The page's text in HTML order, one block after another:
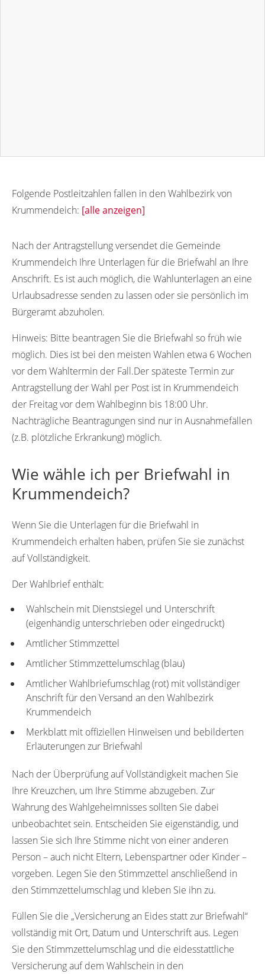
Folgende Postleitzahlen fallen in den Wahlbezirk von
Krummendeich: [alle anzeigen]
Nach der Antragstellung versendet die Gemeinde
Krummendeich Ihre Unterlagen für die Briefwahl an Ihre
Anschrift. Es ist auch möglich, die Wahlunterlagen an eine
Urlaubsadresse senden zu lassen oder sie persönlich im
Bürgeramt abzuholen.
Hinweis: Bitte beantragen Sie die Briefwahl so früh wie
möglich. Dies ist bei den meisten Wahlen etwa 6 Wochen
vor dem Wahltermin der Fall.Der späteste Termin zur
Antragstellung der Wahl per Post ist in Krummendeich
der Freitag vor dem Wahlbeginn bis 18:00 Uhr.
Nachträgliche Beantragungen sind nur in Ausnahmefällen
(z.B. plötzliche Erkrankung) möglich.
Wie wähle ich per Briefwahl in
Krummendeich?
Wenn Sie die Unterlagen für die Briefwahl in
Krummendeich erhalten haben, prüfen Sie sie zunächst
auf Vollständigkeit.
Der Wahlbrief enthält:
Wahlschein mit Dienstsiegel und Unterschrift
(eigenhändig unterschrieben oder eingedruckt)
Amtlicher Stimmzettel
Amtlicher Stimmzettelumschlag (blau)
Amtlicher Wahlbriefumschlag (rot) mit vollständiger
Anschrift für den Versand an den Wahlbezirk
Krummendeich
Merkblatt mit offiziellen Hinweisen und bebilderten
Erläuterungen zur Briefwahl
Nach der Überprüfung auf Vollständigkeit machen Sie
Ihre Kreuzchen, um Ihre Stimme abzugeben. Zur
Wahrung des Wahlgeheimnisses sollten Sie dabei
unbeobachtet sein. Entscheiden Sie eigenständig, und
lassen Sie sich Ihre Stimme nicht von einer anderen
Person – auch nicht Eltern, Lebenspartner oder Kinder –
vorgeben. Legen Sie den Stimmzettel anschließend in
den Stimmzettelumschlag und kleben Sie ihn zu.
Füllen Sie die „Versicherung an Eides statt zur Briefwahl“
vollständig mit Ort, Datum und Unterschrift aus. Legen
Sie den Stimmzettelumschlag und die eidesstattliche
Versicherung auf dem Wahlschein in den